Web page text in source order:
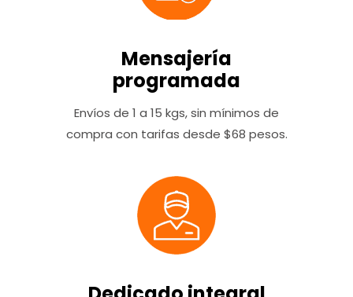
Mensajería
programada
Envíos de 1 a 15 kgs, sin mínimos de
compra con tarifas desde $68 pesos.